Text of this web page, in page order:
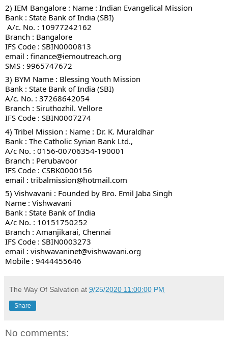
2) IEM Bangalore : Name : Indian Evangelical Mission
Bank : State Bank of India (SBI)
A/c. No. : 10977242162
Branch : Bangalore
IFS Code : SBIN0000813
email : finance@iemoutreach.org
SMS : 9965747672
3) BYM Name : Blessing Youth Mission
Bank : State Bank of India (SBI)
A/c. No. : 37268642054
Branch : Siruthozhil. Vellore
IFS Code : SBIN0007274
4) Tribel Mission : Name : Dr. K. Muraldhar
Bank : The Catholic Syrian Bank Ltd.,
A/c No. : 0156-00706354-190001
Branch : Perubavoor
IFS Code : CSBK0000156
email : tribalmission@hotmail.com
5) Vishvavani : Founded by Bro. Emil Jaba Singh
Name : Vishwavani
Bank : State Bank of India
A/c No. : 10151750252
Branch : Amanjikarai, Chennai
IFS Code : SBIN0003273
email : vishwavaninet@vishwavani.org
Mobile : 9444455646
The Way Of Salvation at 9/25/2020 11:00:00 PM
Share
No comments: